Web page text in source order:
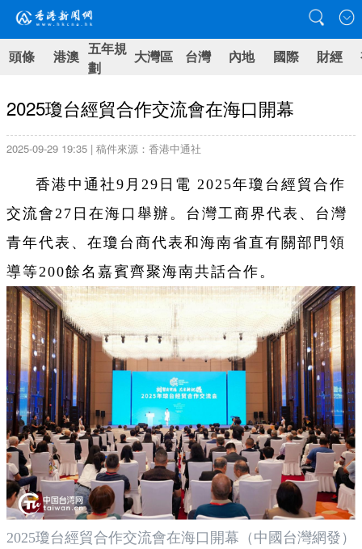
頭條 港澳 五年規
劃
大灣區 台灣 內地 國際 財經
2025瓊台經貿合作交流會在海口開幕
2025-09-29 19:35 | 稿件來源：香港中通社
香港中通社9月29日電 2025年瓊台經貿合作
交流會27日在海口舉辦。台灣工商界代表、台灣
青年代表、在瓊台商代表和海南省直有關部門領
導等200餘名嘉賓齊聚海南共話合作。
2025瓊台經貿合作交流會在海口開幕（中國台灣網發）